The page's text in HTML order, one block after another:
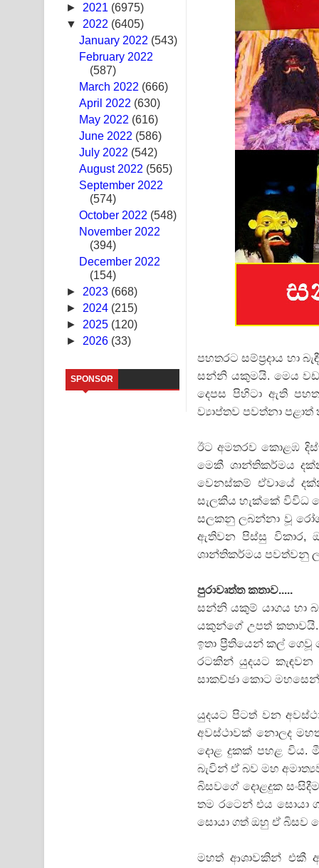
Ras Balan Song Lyrics - රැස් බලන් ගීතයේ පද පෙළ
Hoda sihiyen Song Lyrics - හොද සිහියෙන් ගීතයේ
Awanken Song Lyrics - අවංකෙන් ගීතයේ පද පෙළ
Pa Sina Song Lyrics - පෑ සිනා ගීතයේ පද පෙළ
Pemwanthiye Song Lyrics - පෙම්වන්තියේ ගීතයේ
Manobhawa Song Lyrics - මනෝභව ගීතයේ පද පෙළ
Akahe Indala Song Lyrics - ආකාහේ ඉඳලා ගීතයේ
Raawaya Song Lyrics - රාවය ගීතයේ පද පෙළ
Saddeta Denna Song Lyrics - සද්දෙට දෙන්න ගීතයේ
Kaalaya Song Lyrics - කාලය ගීතයේ පද පෙළ
Aramuna Song Lyrics - අරමුණ ගීතයේ පද පෙළ
Sandata Duka Hithila Song Lyrics - සඳට දුක හිතිලා
Sihina Song Lyrics - සිහින ගීතයේ පද පෙළ
Father Song Lyrics - ෆාදර් ගීතයේ පද පෙළ
NEENA Song Lyrics - නීනා ගීතයේ පද පෙළ
Ahimi Wimai Himi Song Lyrics - අහිමි විමයි හිමි
Mathaka Parana Song Lyrics - මතක පාරනා ගීතයේ
► 2021 (6975)
▼ 2022 (6405)
January 2022 (543)
February 2022
(587)
March 2022 (666)
April 2022 (630)
May 2022 (616)
June 2022 (586)
July 2022 (542)
August 2022 (565)
September 2022
(574)
October 2022 (548)
November 2022
(394)
December 2022
(154)
► 2023 (668)
► 2024 (215)
► 2025 (120)
► 2026 (33)
SPONSOR
පහතරට සම්ප්‍රදාය හා
සන්නි යකුමයි. මෙය
දෙපස පිහිටා ඇති
ව්‍යාප්තව පවත්නා පළාත්
ඊට අමතරව කොළඹ
මෙකී ශාන්තිකර්මය
වෙනස්කම් ඒවායේ
සැලකිය හැක්කේ විවිධ
සලකනු ලබන්නා වූ
ඇතිවන පිස්සු විකාර,
ශාන්තිකර්මය පවත්වනු
පුරාවෘත්ත කතාව.....
සන්නි යකුම් යාගය හා
යකුන්ගේ උපත් කතාවයි.
ඉතා ප්‍රීතියෙන් කල්
රටකින් යුදයට කැඳවන
සාකච්ඡා කොට මහසෙන්
යුදයට පිටත් වන
අවස්ථාවක් නොලද
දොළ දුකක් පහළ විය.
බැවින් ඒ බව මහ
බිසවගේ දොළදුක
තම රටෙන් එය සොයා
සොයා ගත් ඔහු ඒ බිසව
මහත් ආශාවකින් එකී